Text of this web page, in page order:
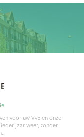
voor uw VvE en onze
jaar weer, zonder